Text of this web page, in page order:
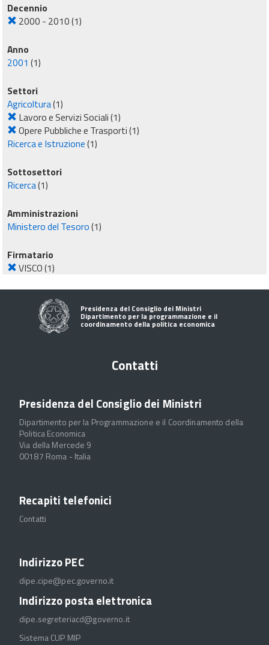
Decennio
2000 - 2010(1)
Anno
2001 (1)
Settori
Agricoltura(1)
Lavoro e Servizi Sociali(1)
Opere Pubbliche e Trasporti(1)
Ricerca e Istruzione(1)
Sottosettori
Ricerca(1)
Amministrazioni
Ministero del Tesoro(1)
Firmatario
VISCO(1)
Presidenza del Consiglio dei Ministri
Dipartimento per la programmazione e il
coordinamento della politica economica
Contatti
Presidenza del Consiglio dei Ministri
Dipartimento per la Programmazione e il Coordinamento della
Politica Economica
Via della Mercede 9
00187 Roma - Italia
Recapiti telefonici
Contatti
Indirizzo PEC
dipe.cipe@pec.governo.it
Indirizzo posta elettronica
dipe.segreteriacd@governo.it
Sistema CUP MIP